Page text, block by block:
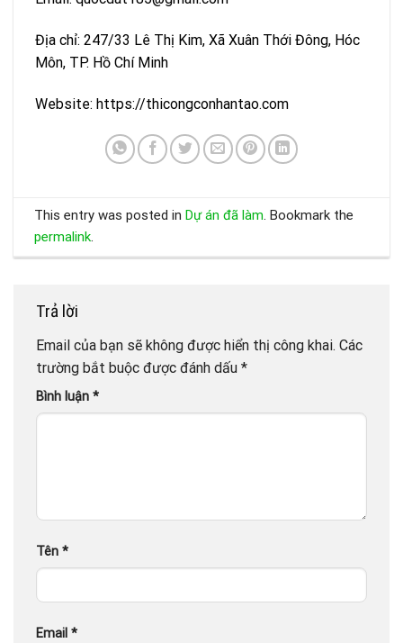
Địa chỉ: 247/33 Lê Thị Kim, Xã Xuân Thới Đông, Hóc
Môn, TP. Hồ Chí Minh
Website: https://thicongconhantao.com
This entry was posted in Dự án đã làm. Bookmark the
permalink.
Trả lời
Email của bạn sẽ không được hiển thị công khai. Các
trường bắt buộc được đánh dấu *
Bình luận *
Tên *
Email *